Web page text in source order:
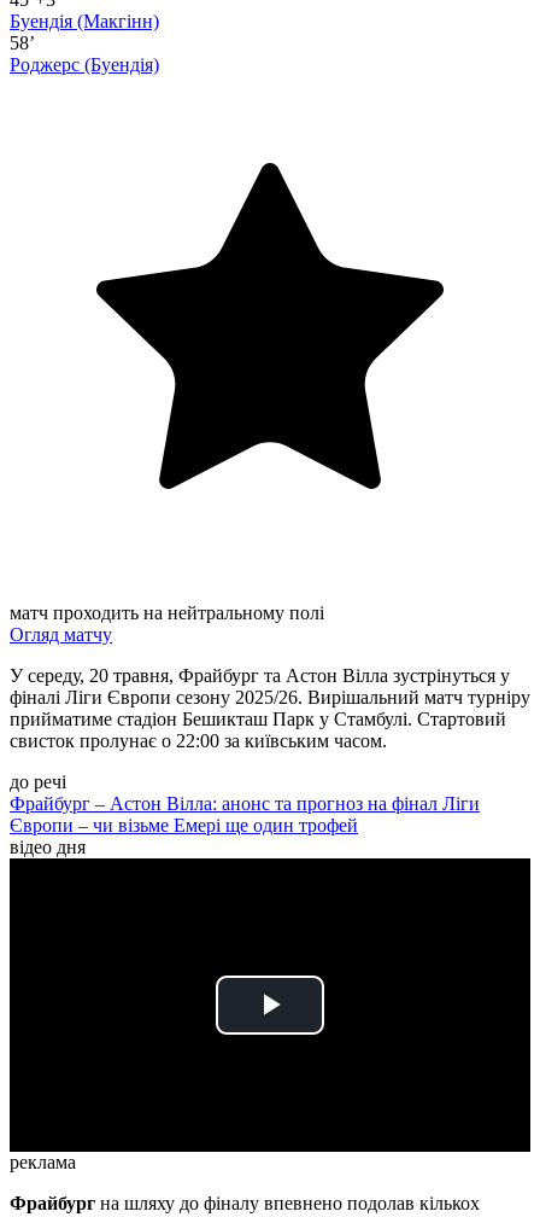
Буендія (Макгінн)
58’
Роджерс (Буендія)
матч проходить на нейтральному полі
Огляд матчу
У середу, 20 травня, Фрайбург та Астон Вілла зустрінуться у
фіналі Ліги Європи сезону 2025/26. Вирішальний матч турніру
прийматиме стадіон Бешикташ Парк у Стамбулі. Стартовий
свисток пролунає о 22:00 за київським часом.
до речі
Фрайбург – Астон Вілла: анонс та прогноз на фінал Ліги
Європи – чи візьме Емері ще один трофей
відео дня
Play
реклама
Фрайбург на шляху до фіналу впевнено подолав кількох